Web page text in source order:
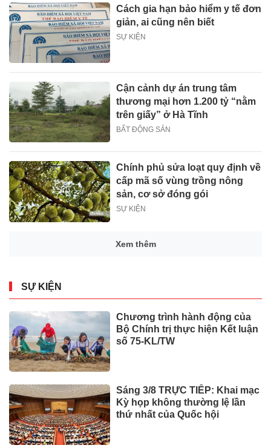
Cách gia hạn bảo hiểm y tế đơn
giản, ai cũng nên biết
SỰ KIỆN
Cận cảnh dự án trung tâm
thương mại hơn 1.200 tỷ “nằm
trên giấy” ở Hà Tĩnh
BẤT ĐỘNG SẢN
Chính phủ sửa loạt quy định về
cấp mã số vùng trồng nông
sản, cơ sở đóng gói
SỰ KIỆN
Xem thêm
SỰ KIỆN
Chương trình hành động của
Bộ Chính trị thực hiện Kết luận
số 75-KL/TW
Sáng 3/8 TRỰC TIẾP: Khai mạc
Kỳ họp không thường lệ lần
thứ nhất của Quốc hội